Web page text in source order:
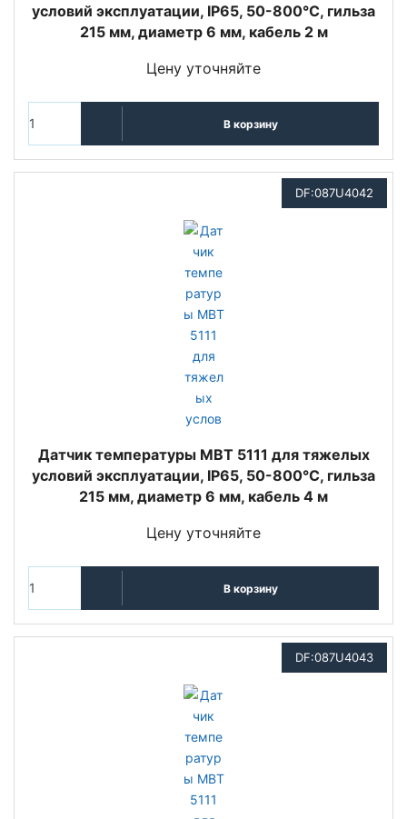
условий эксплуатации, IP65, 50-800°C, гильза
215 мм, диаметр 6 мм, кабель 2 м
Цену уточняйте
В корзину
DF:087U4042
Датчик температуры MBT 5111 для тяжелых
условий эксплуатации, IP65, 50-800°C, гильза
215 мм, диаметр 6 мм, кабель 4 м
Цену уточняйте
В корзину
DF:087U4043